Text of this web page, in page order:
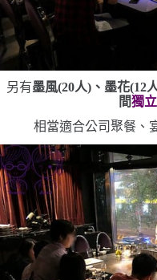
另有墨風(20人)、墨花(12
間獨立
相當適合公司聚餐、